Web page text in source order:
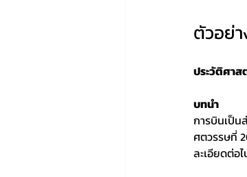
ตัวอย่
ประวัติศาส
บทนำ
การบินเป็น
ศตวรรษที่
ละเอียดต่อ